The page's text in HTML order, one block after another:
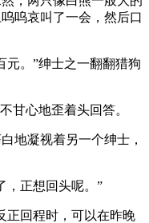
呜哀叫了一会，然后口
元。”绅士之一翻翻猎狗
甘心地歪着头回答。
地凝视着另一个绅士，
，正想回头呢。”
正回程时，可以在昨晚